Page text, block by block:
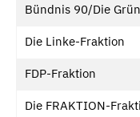
Bündnis 90/Die
Die Linke-Fraktion
FDP-Fraktion
Die FRAKTION-